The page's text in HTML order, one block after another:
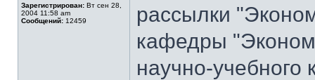
Зарегистрирован: Вт сен 28,
2004 11:58 am
Сообщений: 12459
рассылки
кафедры
научно-